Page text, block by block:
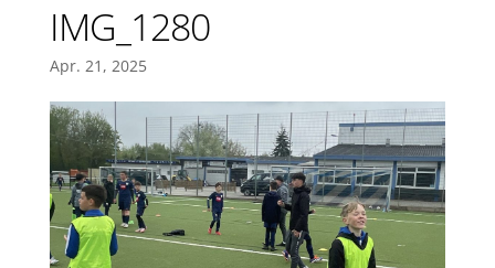
IMG_1280
Apr. 21, 2025